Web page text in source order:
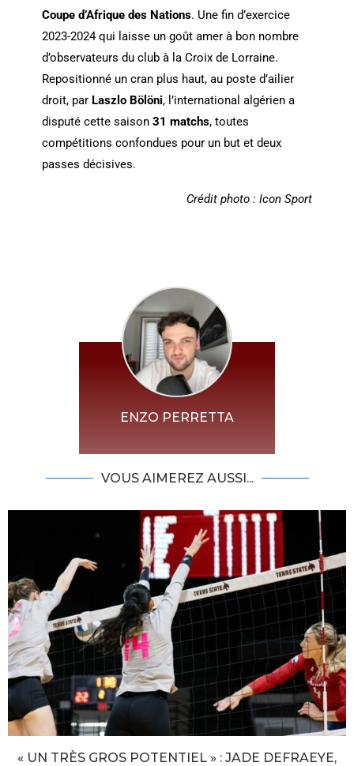
Coupe d’Afrique des Nations. Une fin d’exercice
2023-2024 qui laisse un goût amer à bon nombre
d’observateurs du club à la Croix de Lorraine.
Repositionné un cran plus haut, au poste d’ailier
droit, par Laszlo Bölöni, l’international algérien a
disputé cette saison 31 matchs, toutes
compétitions confondues pour un but et deux
passes décisives.
Crédit photo : Icon Sport
ENZO PERRETTA
VOUS AIMEREZ AUSSI...
« UN TRÈS GROS POTENTIEL » : JADE DEFRAEYE,